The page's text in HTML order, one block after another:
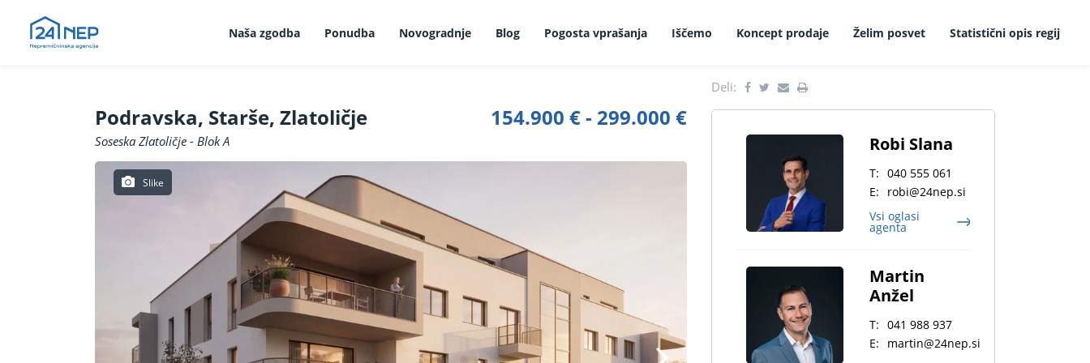
Naša zgodba Ponudba Novogradnje Blog Pogosta vprašanja Iščemo Koncept prodaje Želim posvet Statistični opis regij
Podravska, Starše, Zlatoličje
Soseska Zlatoličje - Blok A
154.900 € - 299.000 €
Slike
Deli:
Robi Slana
T: 040 555 061
E:
robi@24nep.si
Vsi oglasi
agenta
Martin
Anžel
T: 041 988 937
E:
martin@24nep.si